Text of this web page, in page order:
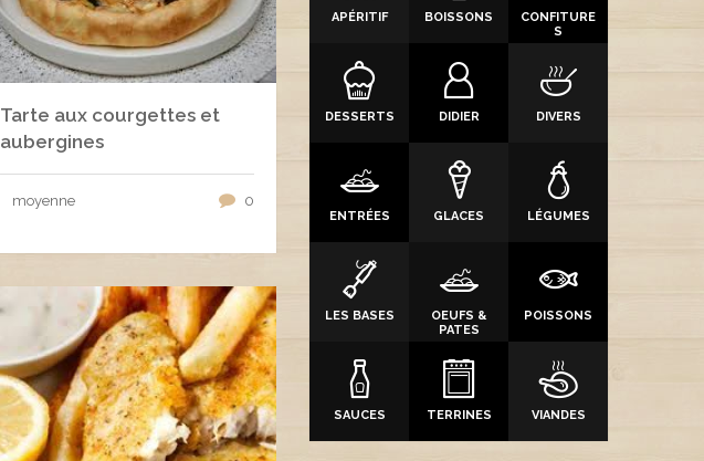
Tarte aux courgettes et
aubergines
moyenne 0
APÉRITIF BOISSONS
CONFITURE
S
DESSERTS DIDIER DIVERS
ENTRÉES GLACES LÉGUMES
LES BASES
OEUFS &
PATES
POISSONS
SAUCES TERRINES VIANDES